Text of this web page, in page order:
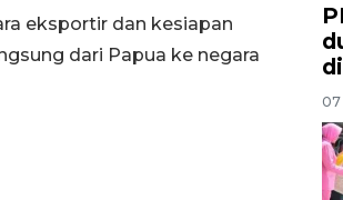
eksportir dan kesiapan
dari Papua ke negara
07